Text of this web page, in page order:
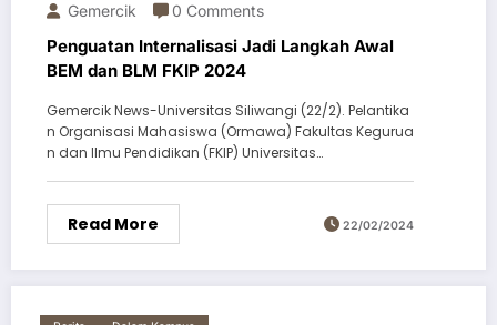
Gemercik 0 Comments
Penguatan Internalisasi Jadi Langkah Awal
BEM dan BLM FKIP 2024
Gemercik News-Universitas Siliwangi (22/2). Pelantika
n Organisasi Mahasiswa (Ormawa) Fakultas Kegurua
n dan Ilmu Pendidikan (FKIP) Universitas…
Read More 22/02/2024